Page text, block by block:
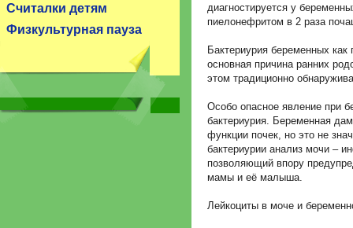
Считалки детям
Физкультурная пауза
диагностируется у
пиелонефритом в 2 раза
Бактериурия беременных как
основная причина ранних
этом традиционно
Особо опасное явление при
бактериурия. Беременная
функции почек, но это не
бактериурии анализ мочи –
позволяющий впору
мамы и её малыша.
Лейкоциты в моче и